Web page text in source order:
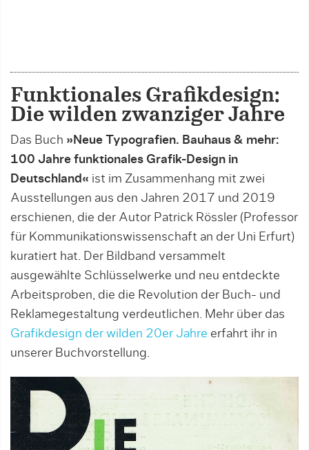
Funktionales Grafikdesign:
Die wilden zwanziger Jahre
Das Buch »Neue Typografien. Bauhaus & mehr:
100 Jahre funktionales Grafik-Design in
Deutschland« ist im Zusammenhang mit zwei
Ausstellungen aus den Jahren 2017 und 2019
erschienen, die der Autor Patrick Rössler (Professor
für Kommunikationswissenschaft an der Uni Erfurt)
kuratiert hat. Der Bildband versammelt
ausgewählte Schlüsselwerke und neu entdeckte
Arbeitsproben, die die Revolution der Buch- und
Reklamegestaltung verdeutlichen. Mehr über das
Grafikdesign der wilden 20er Jahre erfahrt ihr in
unserer Buchvorstellung.